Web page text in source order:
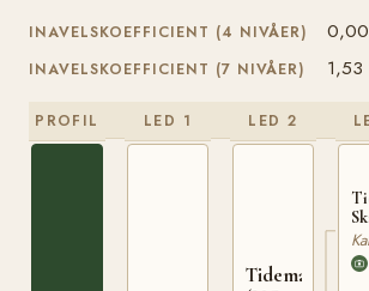
INAVELSKOEFFICIENT (4 NIVÅER)
INAVELSKOEFFICIENT (7 NIVÅER) 1,53
PROFIL LED 1 LED 2
Tidemandrauen
T-